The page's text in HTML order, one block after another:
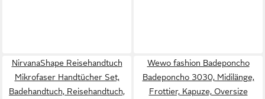
NirvanaShape Reisehandtuch
Mikrofaser Handtücher Set,
Badehandtuch, Reisehandtuch,
Wewo fashion Badeponcho
Badeponcho 3030, Midilänge,
Frottier, Kapuze, Oversize